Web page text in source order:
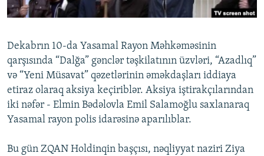
KARIKATURA
İSLAM VƏ DEMOKRATIYA
PEŞƏ ETIKASI VƏ JURNALISTIKA STANDARTLARIMIZ
AZADLIQRADIOSU MOBIL TELEFONUNUZDA
BIZIMLƏ ƏLAQƏ
XƏBƏR BÜLLETENLƏRIMIZ
RFE/RL-in bütün saytları
Dekabrın 10-da Yasamal Rayon Məhkəməsinin
qarşısında “Dalğa” gənclər təşkilatının üzvləri, “Azadlıq”
və “Yeni Müsavat” qəzetlərinin əməkdaşları iddiaya
etiraz olaraq aksiya keçiriblər. Aksiya iştirakçılarından
iki nəfər - Elmin Bədəlovla Emil Salamoğlu saxlanaraq
Yasamal rayon polis idarəsinə aparılıblar.
Bu gün ZQAN Holdinqin başçısı, nəqliyyat naziri Ziya